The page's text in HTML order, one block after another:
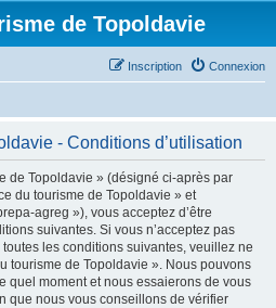
de Topoldavie
Connexion
Inscription
- Conditions d’utilisation
de Topoldavie » (désigné ci-après par
du tourisme de Topoldavie » et
agreg »), vous acceptez d’être
suivantes. Si vous n’acceptez pas
les conditions suivantes, veuillez ne
tourisme de Topoldavie ». Nous pouvons
quel moment et nous essaierons de vous
que nous vous conseillons de vérifier